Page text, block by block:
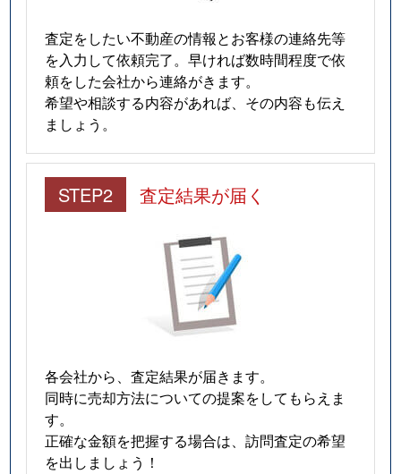
査定をしたい不動産の情報とお客様の連絡先等
を入力して依頼完了。早ければ数時間程度で依
頼をした会社から連絡がきます。
希望や相談する内容があれば、その内容も伝え
ましょう。
STEP2 査定結果が届く
各会社から、査定結果が届きます。
同時に売却方法についての提案をしてもらえま
す。
正確な金額を把握する場合は、訪問査定の希望
を出しましょう！